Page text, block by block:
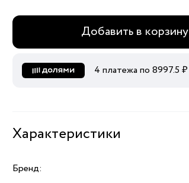
Добавить в корзину
4 платежа по 8997.5 ₽
Характеристики
Бренд: